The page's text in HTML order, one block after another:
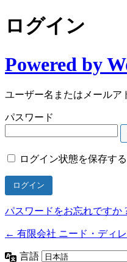
ログイン
Powered by
ユーザー名またはメールア
パスワード
ログイン状態を保存する
パスワードをお忘れですか
← 有限会社 ニード・ディ
言語